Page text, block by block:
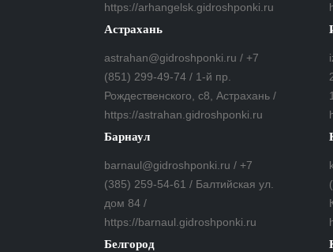
https://arhangelsk.gidroshponki.ru
Астрахань
astrahan@gidroshponki.ru / +7
(851) 299-49-74 / 1-й пр.
Рождественского, с8, Астрахань /
https://astrahan.gidroshponki.ru
Барнаул
barnaul@gidroshponki.ru / +7
(385) 259-54-61 / Балтийская ул.
дом 84 /
https://barnaul.gidroshponki.ru
Белгород